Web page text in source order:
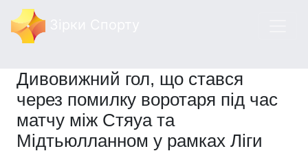
Дивовижний гол, що стався
через помилку воротаря під час
матчу між Стяуа та
Мідтьюлланном у рамках Ліги